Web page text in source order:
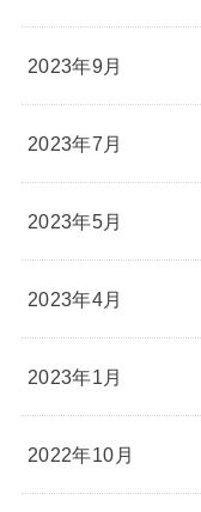
2023年9月
2023年7月
2023年5月
2023年4月
2023年1月
2022年10月